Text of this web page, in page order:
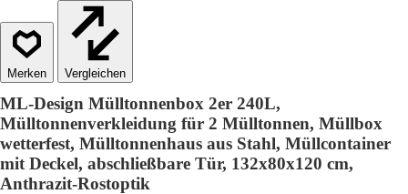
Vergleichen
ML-Design Mülltonnenbox 2er 240L,
Mülltonnenverkleidung für 2 Mülltonnen, Müllbox
wetterfest, Mülltonnenhaus aus Stahl, Müllcontainer
mit Deckel, abschließbare Tür, 132x80x120 cm,
Anthrazit-Rostoptik